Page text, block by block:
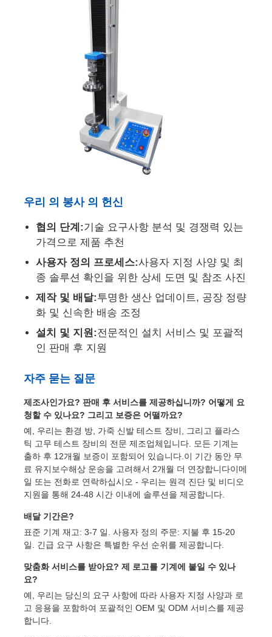
우리 의 봉사 의 헌신
협의 단계:기술 요구사항 분석 및 경쟁력 있는
가격으로 제품 추천
사용자 정의 프로세스:사용자 지정 사양 및 최
종 솔루션 확인을 위한 상세 도면 및 참조 사진
제작 및 배달:투명한 생산 업데이트, 공장 정량
화 및 신속한 배송 조정
설치 및 지원:전문적인 설치 서비스 및 포괄적
인 판매 후 지원
자주 묻는 질문
제조사인가요? 판매 후 서비스를 제공하십니까? 어떻게 요
청할 수 있나요? 그리고 보증은 어떨까요?
예, 우리는 환경 방, 가죽 신발 테스트 장비, 그리고 플라스
틱 고무 테스트 장비의 전문 제조업체입니다. 모든 기계는
출하 후 12개월 보증이 포함되어 있습니다.이 기간 동안 무
료 유지보수해상 운송을 고려해서 2개월 더 연장합니다이메
일 또는 전화로 연락하십시오 - 우리는 원격 진단 및 비디오
지원을 통해 24-48 시간 이내에 솔루션을 제공합니다.
배달 기간은?
표준 기계 재고: 3-7 일. 사용자 정의 주문: 지불 후 15-20
일. 긴급 요구 사항은 특별한 우선 순위를 제공합니다.
맞춤화 서비스를 받아요? 제 로고를 기계에 붙일 수 있나
요?
예, 우리는 당신의 요구 사항에 따라 사용자 지정 사양과 로
고 응용을 포함하여 포괄적인 OEM 및 ODM 서비스를 제공
합니다.